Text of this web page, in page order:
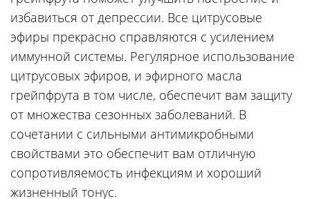
избавиться от депрессии. Все цитрусовые
эфиры прекрасно справляются с усилением
иммунной системы. Регулярное использование
цитрусовых эфиров, и эфирного масла
грейпфрута в том числе, обеспечит вам защиту
от множества сезонных заболеваний. В
сочетании с сильными антимикробными
свойствами это обеспечит вам отличную
сопротивляемость инфекциям и хороший
жизненный тонус.